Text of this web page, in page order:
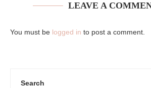
LEAVE A
You must be logged in to post a comment.
Search